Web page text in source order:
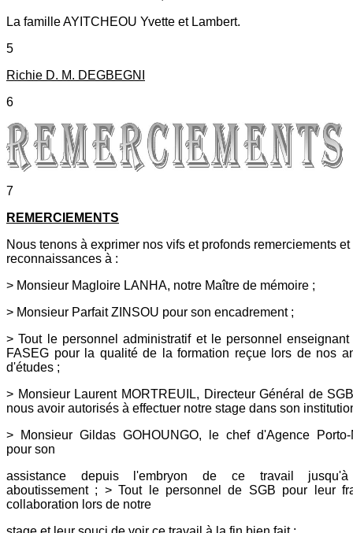
La famille AYITCHEOU Yvette et Lambert.
5
Richie D. M. DEGBEGNI
6
7
REMERCIEMENTS
Nous tenons à exprimer nos vifs et profonds remerciements et
reconnaissances à :
> Monsieur Magloire LANHA, notre Maître de mémoire ;
> Monsieur Parfait ZINSOU pour son encadrement ;
> Tout le personnel administratif et le personnel
FASEG pour la qualité de la formation reçue lors de nos
d'études ;
> Monsieur Laurent MORTREUIL, Directeur Général de
nous avoir autorisés à effectuer notre stage dans son
> Monsieur Gildas GOHOUNGO, le chef d'Agence Porto-
pour son
assistance depuis l'embryon de ce travail
aboutissement ; > Tout le personnel de SGB pour leur
collaboration lors de notre